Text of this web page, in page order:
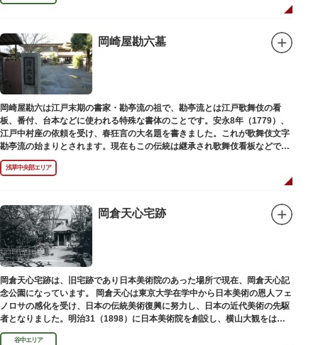
岡崎屋勘六墓
岡崎屋勘六は江戸末期の書家・勘亭流の祖で、勘亭流とは江戸歌舞伎の看
板、番付、台本などに使われる特殊な書体のことです。安永8年（1779）、
江戸中村座の依頼を受け、春狂言の大名題を書きました。これが歌舞伎文字
勘亭流の始まりとされます。現在もこの伝統は継承され歌舞伎看板などで使
われています。 お墓は清光寺（せいこうじ）境内にあります。
浅草中央部エリア
岡倉天心宅跡
岡倉天心宅跡は、旧宅跡であり日本美術院のあった場所で現在、岡倉天心記
念公園になっています。 岡倉天心は東京大学在学中から日本美術の恩人フェ
ノロサの感化を受け、日本の伝統美術復興に努力し、日本の近代美術の先駆
者となりました。明治31（1898）に日本美術院を創設し、横山大観をはじ
め優れた画家を世に送り出しました。
谷中エリア